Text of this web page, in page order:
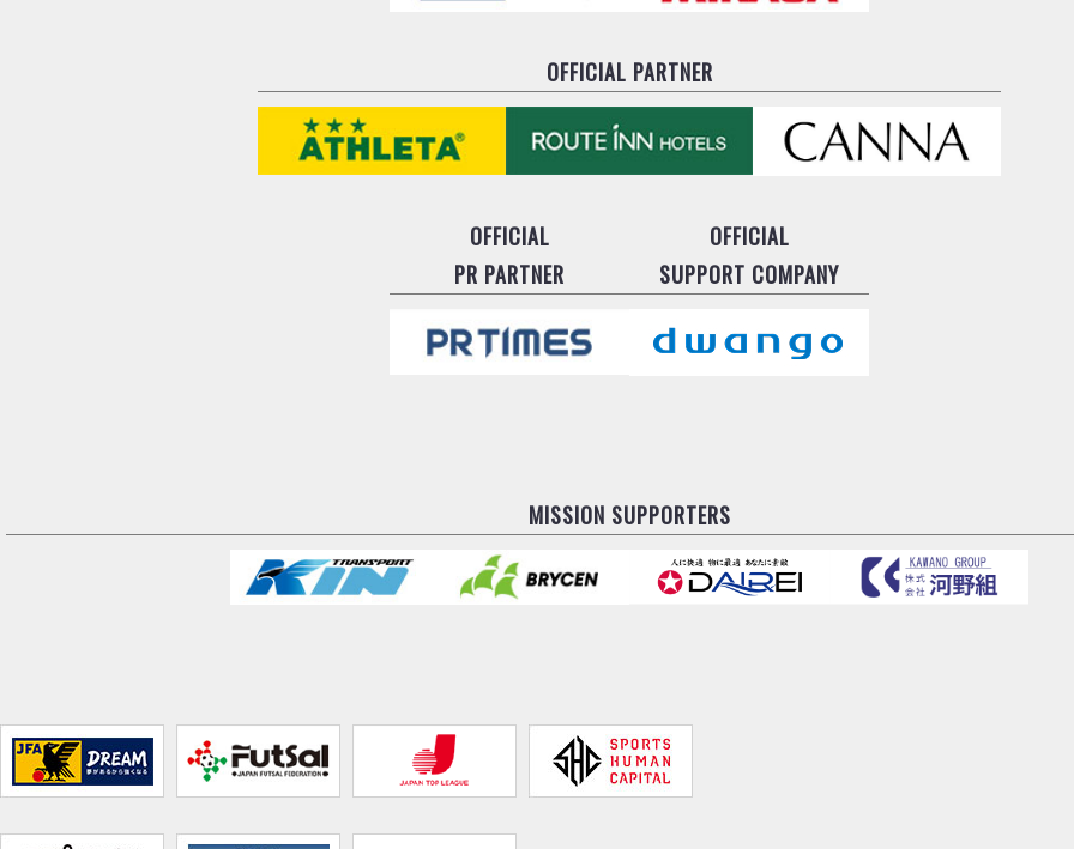
OFFICIAL PARTNER
OFFICIAL
PR PARTNER
OFFICIAL
SUPPORT COMPANY
MISSION SUPPORTERS